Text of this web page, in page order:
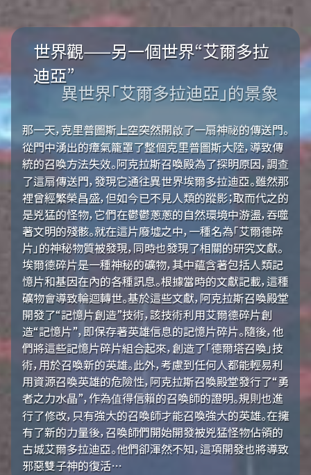
世界觀——另一個世界“艾爾多拉
迪亞”
異世界「艾爾多拉迪亞」的景象
那一天，克里普圖斯上空突然開啟了一扇神祕的傳送門。
從門中湧出的瘴氣籠罩了整個克里普圖斯大陸，導致傳
統的召喚方法失效。阿克拉斯召喚殿為了探明原因，調查
了這扇傳送門，發現它通往異世界埃爾多拉迪亞。雖然那
裡曾經繁榮昌盛，但如今已不見人類的蹤影；取而代之的
是兇猛的怪物，它們在鬱鬱蔥蔥的自然環境中游盪，吞噬
著文明的殘骸。就在這片廢墟之中，一種名為「艾爾德碎
片」的神秘物質被發現，同時也發現了相關的研究文獻。
埃爾德碎片是一種神秘的礦物，其中蘊含著包括人類記
憶片和基因在內的各種訊息。根據當時的文獻記載，這種
礦物會導致輪迴轉世。基於這些文獻，阿克拉斯召喚殿堂
開發了“記憶片創造”技術，該技術利用艾爾德碎片創
造“記憶片”，即保存著英雄信息的記憶片碎片。隨後，他
們將這些記憶片碎片組合起來，創造了「德爾塔召喚」技
術，用於召喚新的英雄。此外，考慮到任何人都能輕易利
用資源召喚英雄的危險性，阿克拉斯召喚殿堂發行了“勇
者之力水晶”，作為值得信賴的召喚師的證明。規則也進
行了修改，只有強大的召喚師才能召喚強大的英雄。在擁
有了新的力量後，召喚師們開始開發被兇猛怪物佔領的
古城艾爾多拉迪亞。他們卻渾然不知，這項開發也將導致
邪惡雙子神的復活…